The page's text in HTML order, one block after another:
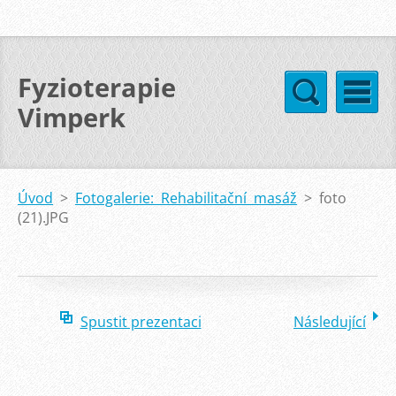
Fyzioterapie
Vimperk
Úvod > Fotogalerie: Rehabilitační masáž > foto
(21).JPG
Spustit prezentaci Následující